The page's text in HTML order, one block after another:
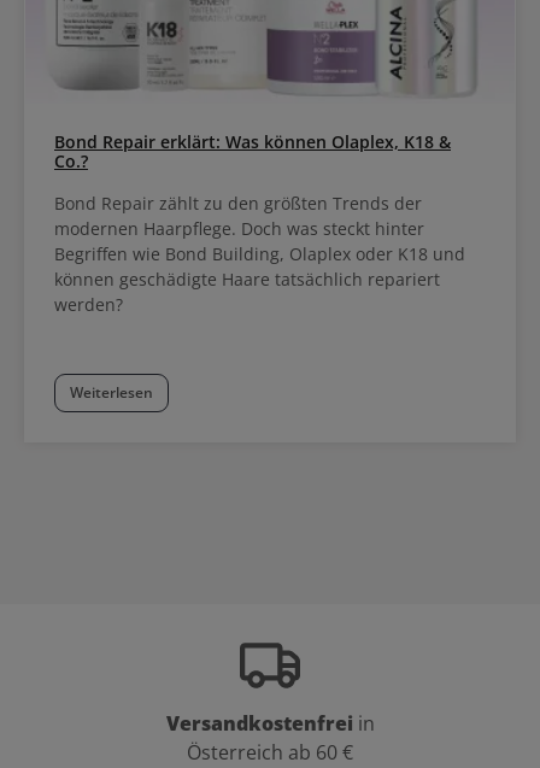
Bond Repair erklärt: Was können Olaplex, K18 &
Co.?
Bond Repair zählt zu den größten Trends der
modernen Haarpflege. Doch was steckt hinter
Begriffen wie Bond Building, Olaplex oder K18 und
können geschädigte Haare tatsächlich repariert
werden?
Weiterlesen
Versandkostenfrei in
Österreich ab 60 €